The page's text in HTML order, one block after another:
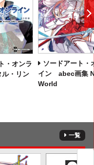
・オンラ
ル・リン
ソードアート・
イン abec画集
World
一覧